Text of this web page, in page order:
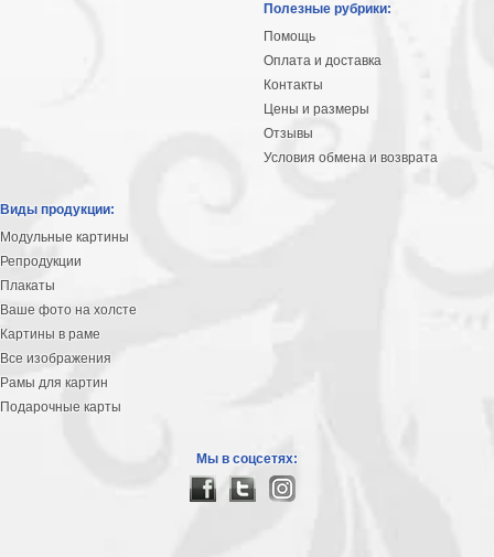
Полезные рубрики:
Помощь
Оплата и доставка
Контакты
Цены и размеры
Отзывы
Условия обмена и возврата
Виды продукции:
Модульные картины
Репродукции
Плакаты
Ваше фото на холсте
Картины в раме
Все изображения
Рамы для картин
Подарочные карты
Мы в соцсетях: